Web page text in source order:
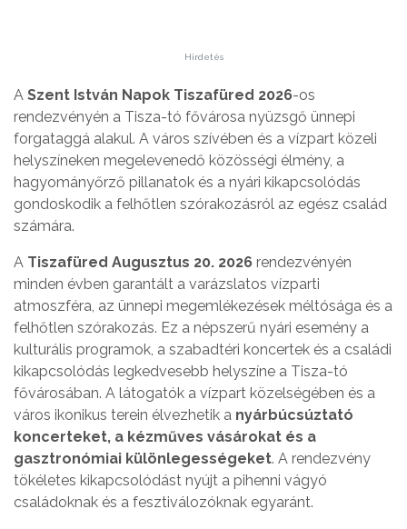
Hirdetés
A Szent István Napok Tiszafüred 2026-os
rendezvényén a Tisza-tó fővárosa nyüzsgő ünnepi
forgataggá alakul. A város szívében és a vízpart közeli
helyszíneken megelevenedő közösségi élmény, a
hagyományőrző pillanatok és a nyári kikapcsolódás
gondoskodik a felhőtlen szórakozásról az egész család
számára.
A Tiszafüred Augusztus 20. 2026 rendezvényén
minden évben garantált a varázslatos vízparti
atmoszféra, az ünnepi megemlékezések méltósága és a
felhőtlen szórakozás. Ez a népszerű nyári esemény a
kulturális programok, a szabadtéri koncertek és a családi
kikapcsolódás legkedvesebb helyszíne a Tisza-tó
fővárosában. A látogatók a vízpart közelségében és a
város ikonikus terein élvezhetik a nyárbúcsúztató
koncerteket, a kézműves vásárokat és a
gasztronómiai különlegességeket. A rendezvény
tökéletes kikapcsolódást nyújt a pihenni vágyó
családoknak és a fesztiválozóknak egyaránt.